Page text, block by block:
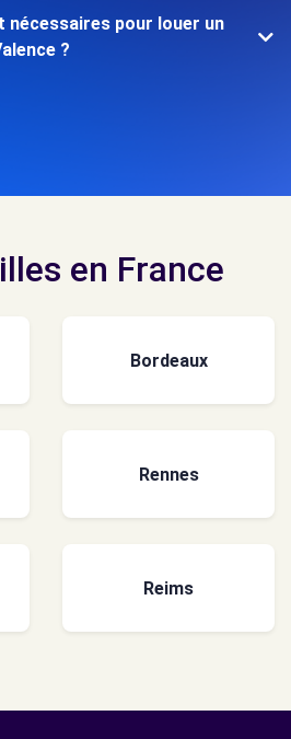
nécessaires pour louer un
?
en France
Bordeaux
Rennes
Reims